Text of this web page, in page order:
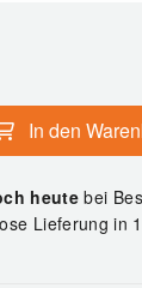
In den
heutebei
Lieferung in